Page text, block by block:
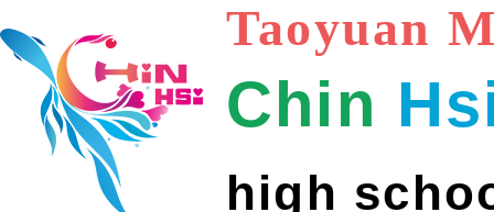
Taoyuan
Chin
high